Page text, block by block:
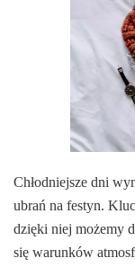
Chłodniejsze dni
ubrań na festyn.
dzięki niej możemy
się warunków